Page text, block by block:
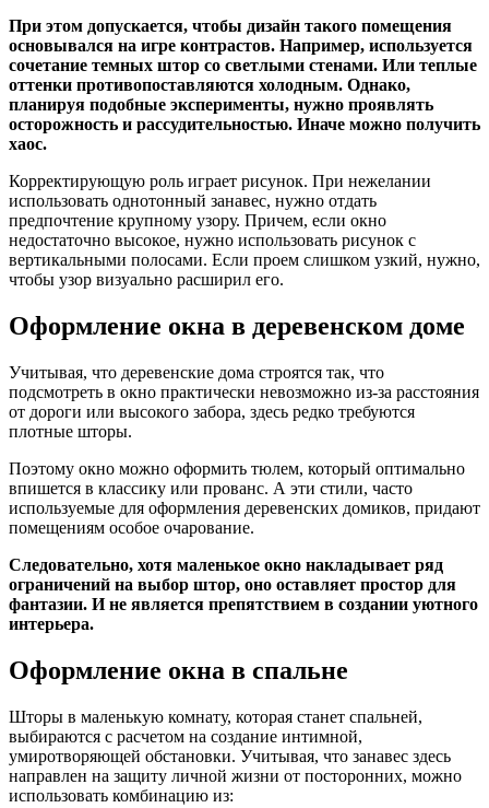
При этом допускается, чтобы дизайн такого помещения
основывался на игре контрастов. Например, используется
сочетание темных штор со светлыми стенами. Или теплые
оттенки противопоставляются холодным. Однако,
планируя подобные эксперименты, нужно проявлять
осторожность и рассудительностью. Иначе можно получить
хаос.
Корректирующую роль играет рисунок. При нежелании
использовать однотонный занавес, нужно отдать
предпочтение крупному узору. Причем, если окно
недостаточно высокое, нужно использовать рисунок с
вертикальными полосами. Если проем слишком узкий, нужно,
чтобы узор визуально расширил его.
Оформление окна в деревенском доме
Учитывая, что деревенские дома строятся так, что
подсмотреть в окно практически невозможно из-за расстояния
от дороги или высокого забора, здесь редко требуются
плотные шторы.
Поэтому окно можно оформить тюлем, который оптимально
впишется в классику или прованс. А эти стили, часто
используемые для оформления деревенских домиков, придают
помещениям особое очарование.
Следовательно, хотя маленькое окно накладывает ряд
ограничений на выбор штор, оно оставляет простор для
фантазии. И не является препятствием в создании уютного
интерьера.
Оформление окна в спальне
Шторы в маленькую комнату, которая станет спальней,
выбираются с расчетом на создание интимной,
умиротворяющей обстановки. Учитывая, что занавес здесь
направлен на защиту личной жизни от посторонних, можно
использовать комбинацию из: